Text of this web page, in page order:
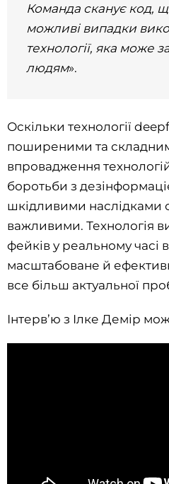
Команда сканує код,
можливі випадки
технології, яка може
людям».
Оскільки технології
поширеними та
впровадження
боротьби з
шкідливими наслідками
важливими. Технологія
фейків у реальному часі
масштабоване й
все більш актуальної
Інтерв’ю з Ілке Демір